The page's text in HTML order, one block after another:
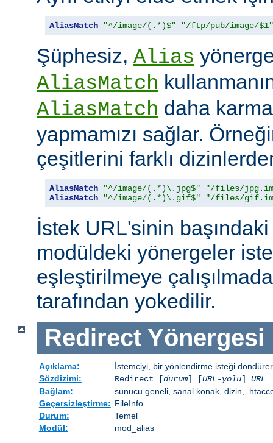
AliasMatch "^/image/(.*)$" "/ftp/pub/image/$1"
Şüphesiz, Alias
AliasMatch
AliasMatch daha
yapmamızı sağlar.
çeşitlerini farklı
AliasMatch "^/image/(.*)\.jpg$"
"/files/
AliasMatch
"^/image/(.*)\.gif$" "/files/
İstek URL'sinin
modüldeki yönergeler
eşleştirilmeye
tarafından yokedilir.
Redirect Yönergesi
Açıklama:
İstemciyi, bir yönlendirme isteği
Sözdizimi:
Redirect [durum] [URL-yolu] URL
Bağlam:
sunucu geneli, sanal konak, dizin,
Geçersizleştirme: FileInfo
Durum:
Temel
Modül:
mod_alias